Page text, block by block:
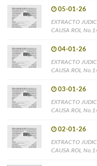
05-01-26
EXTRACTO
CAUSA ROL
04-01-26
EXTRACTO
CAUSA ROL
03-01-26
EXTRACTO
CAUSA ROL
02-01-26
EXTRACTO
CAUSA ROL